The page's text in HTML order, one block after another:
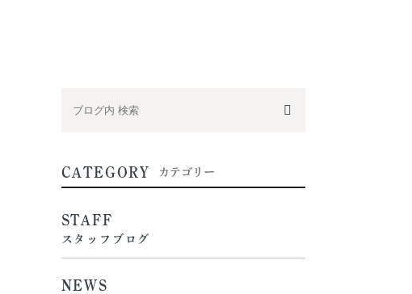
CATEGORY カテゴリー
STAFF
スタッフブログ
NEWS